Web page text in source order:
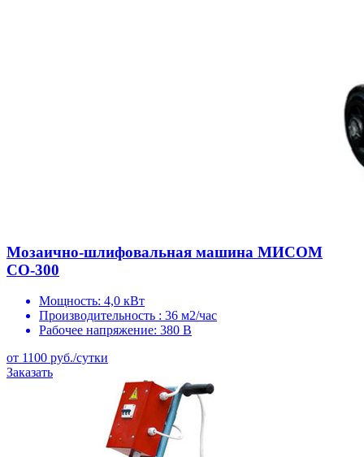
Мозаично-шлифовальная машина МИСОМ
СО-300
Мощность: 4,0 кВт
Производительность : 36 м2/час
Рабочее напряжение: 380 В
от 1100 руб./сутки
Заказать